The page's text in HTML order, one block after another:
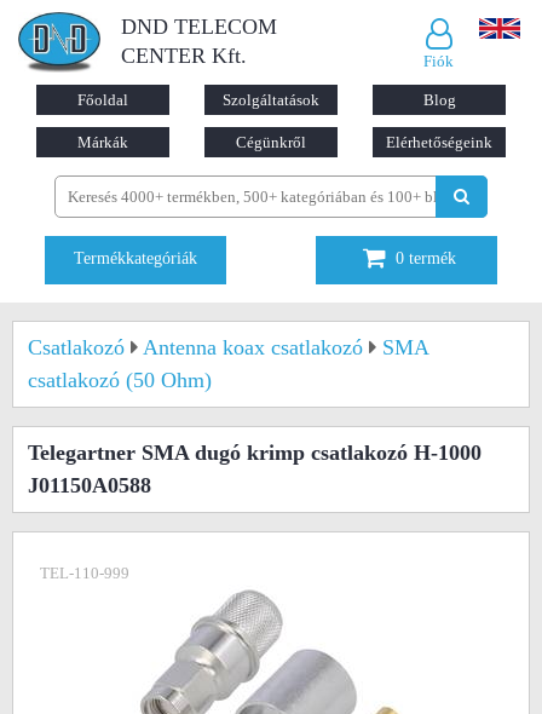
DND TELECOM
CENTER Kft.
Fiók
Főoldal Szolgáltatások Blog
Márkák Cégünkről Elérhetőségeink
Termékkategóriák 0 termék
Csatlakozó Antenna koax csatlakozó
SMA
csatlakozó (50 Ohm)
Telegartner SMA dugó krimp csatlakozó H-1000
J01150A0588
TEL-110-999